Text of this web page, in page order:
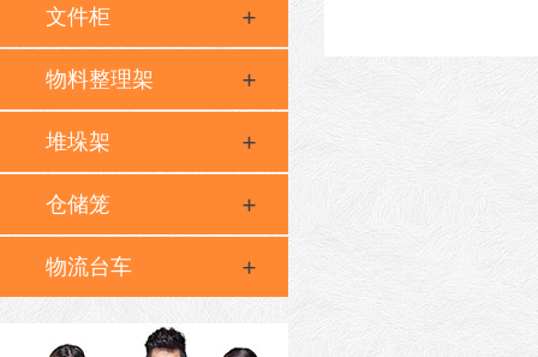
文件柜
物料整理架
堆垛架
仓储笼
物流台车